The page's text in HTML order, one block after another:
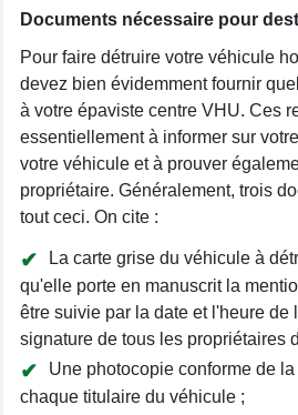
Documents nécessaire pour
Pour faire détruire votre véhicule
devez bien évidemment fournir
à votre épaviste centre VHU. Ces
essentiellement à informer sur
votre véhicule et à prouver
propriétaire. Généralement, trois
tout ceci. On cite :
La carte grise du véhicule à
qu'elle porte en manuscrit la
être suivie par la date et l'heure de
signature de tous les propriétaires
Une photocopie conforme de
chaque titulaire du véhicule ;